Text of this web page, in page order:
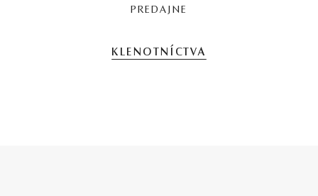
PREDAJNE
KLENOTNÍCTVA